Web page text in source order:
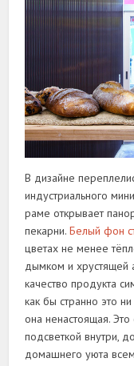
В дизайне
индустриального
раме открывает
пекарни.Белый фон
цветах не менее
дымком и хрустящей
качество продукта
как бы странно это
она ненастоящая.
подсветкой внутри,
домашнего уюта